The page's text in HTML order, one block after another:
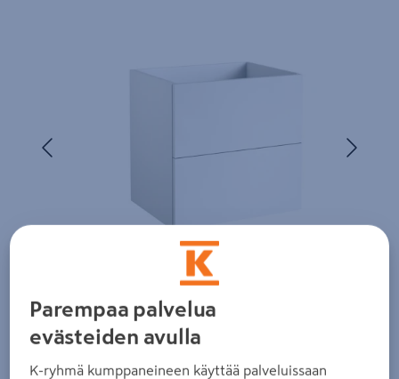
Parempaa palvelua
evästeiden avulla
K-ryhmä kumppaneineen käyttää palveluissaan